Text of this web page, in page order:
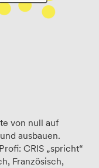
von null auf
ausbauen.
CRIS „spricht“
Französisch,